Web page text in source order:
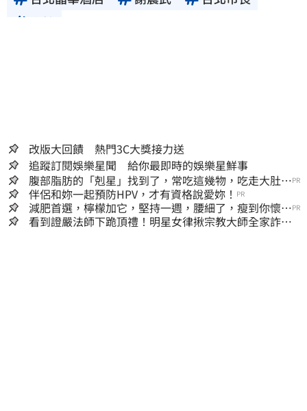
主持
改版大回饋 熱門3C大獎接力送
追蹤訂閱娛樂星聞 給你最即時的娛樂星鮮事
腹部脂肪的「剋星」找到了，常吃這幾物，吃走大肚
囊，瘦出小蠻腰
PR
伴侶和妳一起預防HPV，才有資格說愛妳！ PR
減肥首選，檸檬加它，堅持一週，腰細了，瘦到你懷疑
人生
PR
看到證嚴法師下跪頂禮！明星女律揪宗教大師全家詐慈